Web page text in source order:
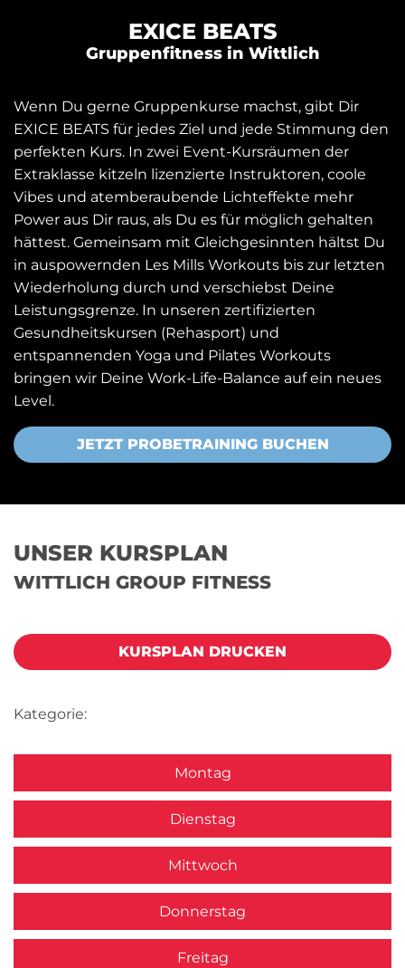
EXICE BEATS
Gruppenfitness in Wittlich
Wenn Du gerne Gruppenkurse machst, gibt Dir
EXICE BEATS für jedes Ziel und jede Stimmung den
perfekten Kurs. In zwei Event-Kursräumen der
Extraklasse kitzeln lizenzierte Instruktoren, coole
Vibes und atemberaubende Lichteffekte mehr
Power aus Dir raus, als Du es für möglich gehalten
hättest. Gemeinsam mit Gleichgesinnten hältst Du
in auspowernden Les Mills Workouts bis zur letzten
Wiederholung durch und verschiebst Deine
Leistungsgrenze. In unseren zertifizierten
Gesundheitskursen (Rehasport) und
entspannenden Yoga und Pilates Workouts
bringen wir Deine Work-Life-Balance auf ein neues
Level.
JETZT PROBETRAINING BUCHEN
UNSER KURSPLAN
WITTLICH GROUP FITNESS
KURSPLAN DRUCKEN
Kategorie:
Montag
Dienstag
Mittwoch
Donnerstag
Freitag